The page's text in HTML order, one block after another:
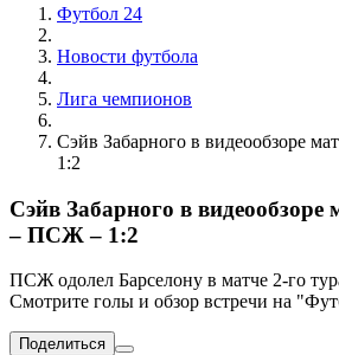
Футбол 24
Новости футбола
Лига чемпионов
Сэйв Забарного в видеообзоре
1:2
Сэйв Забарного в видеообзоре
– ПСЖ – 1:2
ПСЖ одолел Барселону в матче 2-го
Смотрите голы и обзор встречи на
Поделиться